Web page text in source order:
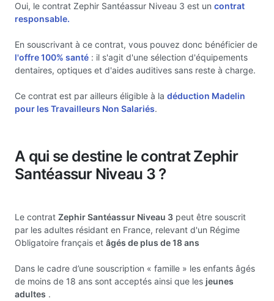
Oui, le contrat Zephir Santéassur Niveau 3 est un contrat
responsable.
En souscrivant à ce contrat, vous pouvez donc bénéficier de
l'offre 100% santé : il s'agit d'une sélection d'équipements
dentaires, optiques et d'aides auditives sans reste à charge.
Ce contrat est par ailleurs éligible à la déduction Madelin
pour les Travailleurs Non Salariés.
A qui se destine le contrat Zephir
Santéassur Niveau 3 ?
Le contrat Zephir Santéassur Niveau 3 peut être souscrit
par les adultes résidant en France, relevant d'un Régime
Obligatoire français et âgés de plus de 18 ans
Dans le cadre d’une souscription « famille » les enfants âgés
de moins de 18 ans sont acceptés ainsi que les jeunes
adultes .